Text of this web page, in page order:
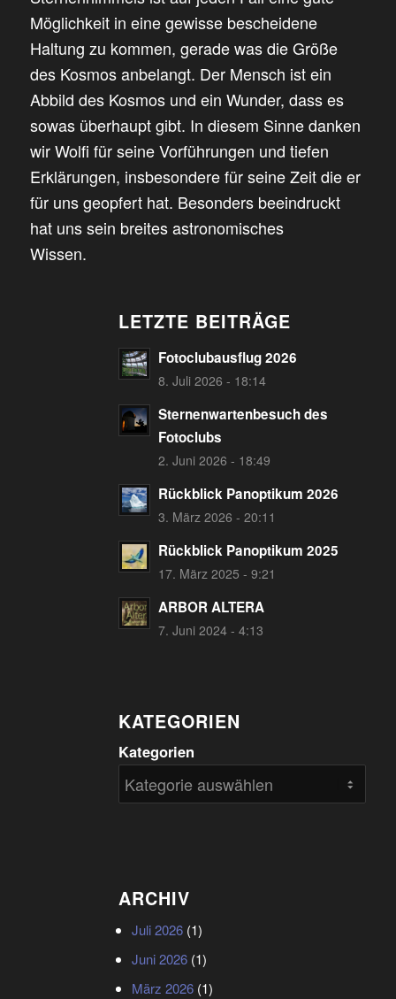
Möglichkeit in eine gewisse bescheidene
Haltung zu kommen, gerade was die Größe
des Kosmos anbelangt. Der Mensch ist ein
Abbild des Kosmos und ein Wunder, dass es
sowas überhaupt gibt. In diesem Sinne danken
wir Wolfi für seine Vorführungen und tiefen
Erklärungen, insbesondere für seine Zeit die er
für uns geopfert hat. Besonders beeindruckt
hat uns sein breites astronomisches
Wissen.
LETZTE BEITRÄGE
Fotoclubausflug 2026
8. Juli 2026 - 18:14
Sternenwartenbesuch des
Fotoclubs
2. Juni 2026 - 18:49
Rückblick Panoptikum 2026
3. März 2026 - 20:11
Rückblick Panoptikum 2025
17. März 2025 - 9:21
ARBOR ALTERA
7. Juni 2024 - 4:13
KATEGORIEN
Kategorien
ARCHIV
Juli 2026(1)
Juni 2026(1)
März 2026(1)